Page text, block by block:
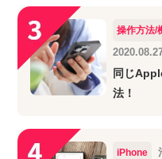
操作方法/
同じ
法！
iPhone